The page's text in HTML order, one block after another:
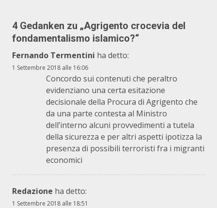
4 Gedanken zu „Agrigento crocevia del
fondamentalismo islamico?“
Fernando Termentini ha detto:
1 Settembre 2018 alle 16:06
Concordo sui contenuti che peraltro
evidenziano una certa esitazione
decisionale della Procura di Agrigento che
da una parte contesta al Ministro
dell’interno alcuni provvedimenti a tutela
della sicurezza e per altri aspetti ipotizza la
presenza di possibili terroristi fra i migranti
economici
Redazione ha detto:
1 Settembre 2018 alle 18:51